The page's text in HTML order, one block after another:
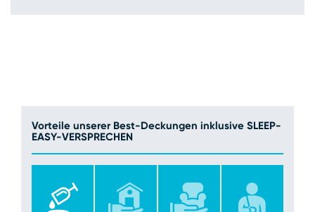
Vorteile unserer Best-Deckungen inklusive SLEEP-
EASY-VERSPRECHEN